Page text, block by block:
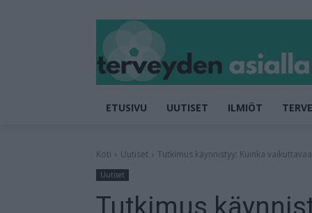
ETUSIVU UUTISET ILMIÖT
Koti Uutiset Tutkimus käynnistyy: Kuinka
Uutiset
Tutkimus